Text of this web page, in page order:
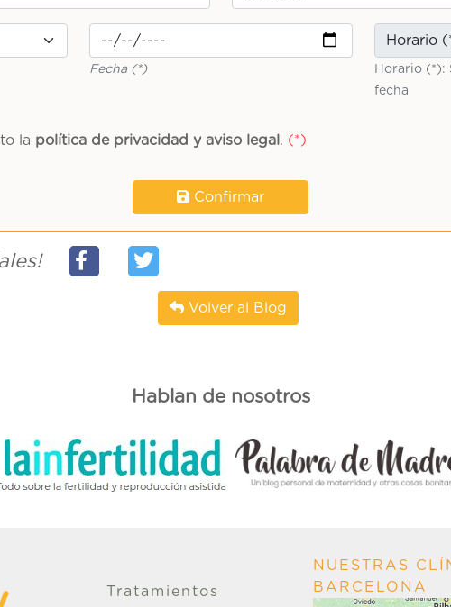
Fecha (*)
Horario (*):
fecha
la política de privacidad y aviso legal .
Confirmar
Volver al Blog
Hablan de nosotros
Tratamientos
NUESTRAS
BARCELONA